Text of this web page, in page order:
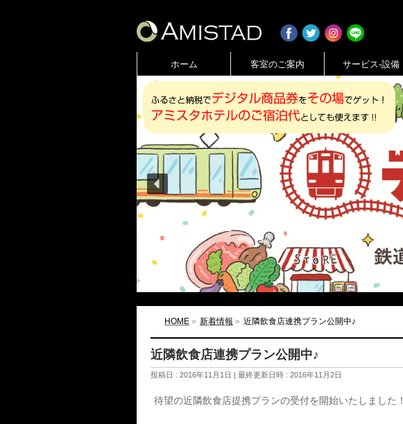
ホーム 客室のご案内 サービス-設備
HOME » 新着情報 » 近隣飲食店連携プラン公開中♪
近隣飲食店連携プラン公開中♪
投稿日 : 2016年11月1日 最終更新日時 : 2016年11月2日
待望の近隣飲食店提携プランの受付を開始いたしました！